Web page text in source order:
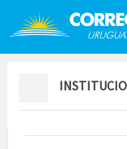
Saltar al contenido